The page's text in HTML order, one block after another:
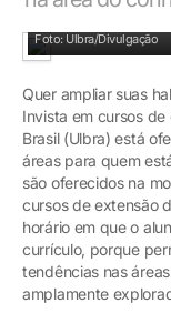
Foto: Ulbra/Divulgação
Quer ampliar suas
Invista em cursos
Brasil (Ulbra) está
áreas para quem
são oferecidos na
cursos de extensão
horário em que o
currículo, porque
tendências nas
amplamente